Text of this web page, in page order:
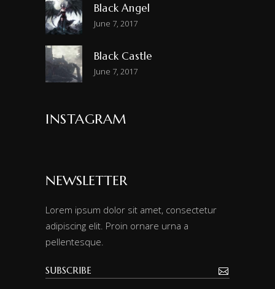
Black Angel
June 7, 2017
Black Castle
June 7, 2017
INSTAGRAM
NEWSLETTER
Lorem ipsum dolor sit amet, consectetur
adipiscing elit. Proin ornare urna a
pellentesque.